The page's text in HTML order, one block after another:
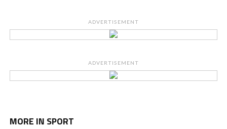
ADVERTISEMENT
ADVERTISEMENT
MORE IN SPORT